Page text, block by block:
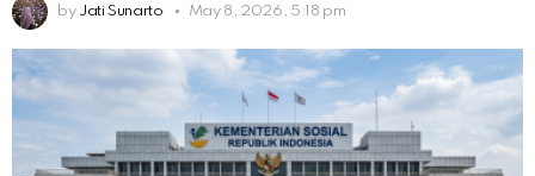
by Jati Sunarto May 8, 2026, 5:18 pm